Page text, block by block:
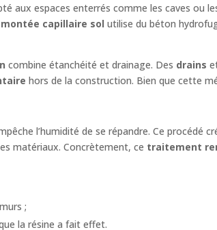
aux espaces enterrés comme les caves ou
capillaire sol utilise du béton
combine étanchéité et drainage. Des drains
hors de la construction. Bien que cette
l’humidité de se répandre. Ce procédé
matériaux. Concrètement, ce traitement
;
la résine a fait effet.